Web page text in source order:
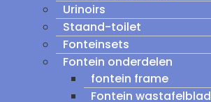
Urinoirs
Staand-toilet
Fonteinsets
Fontein onderdelen
fontein frame
Fontein wastafelblad